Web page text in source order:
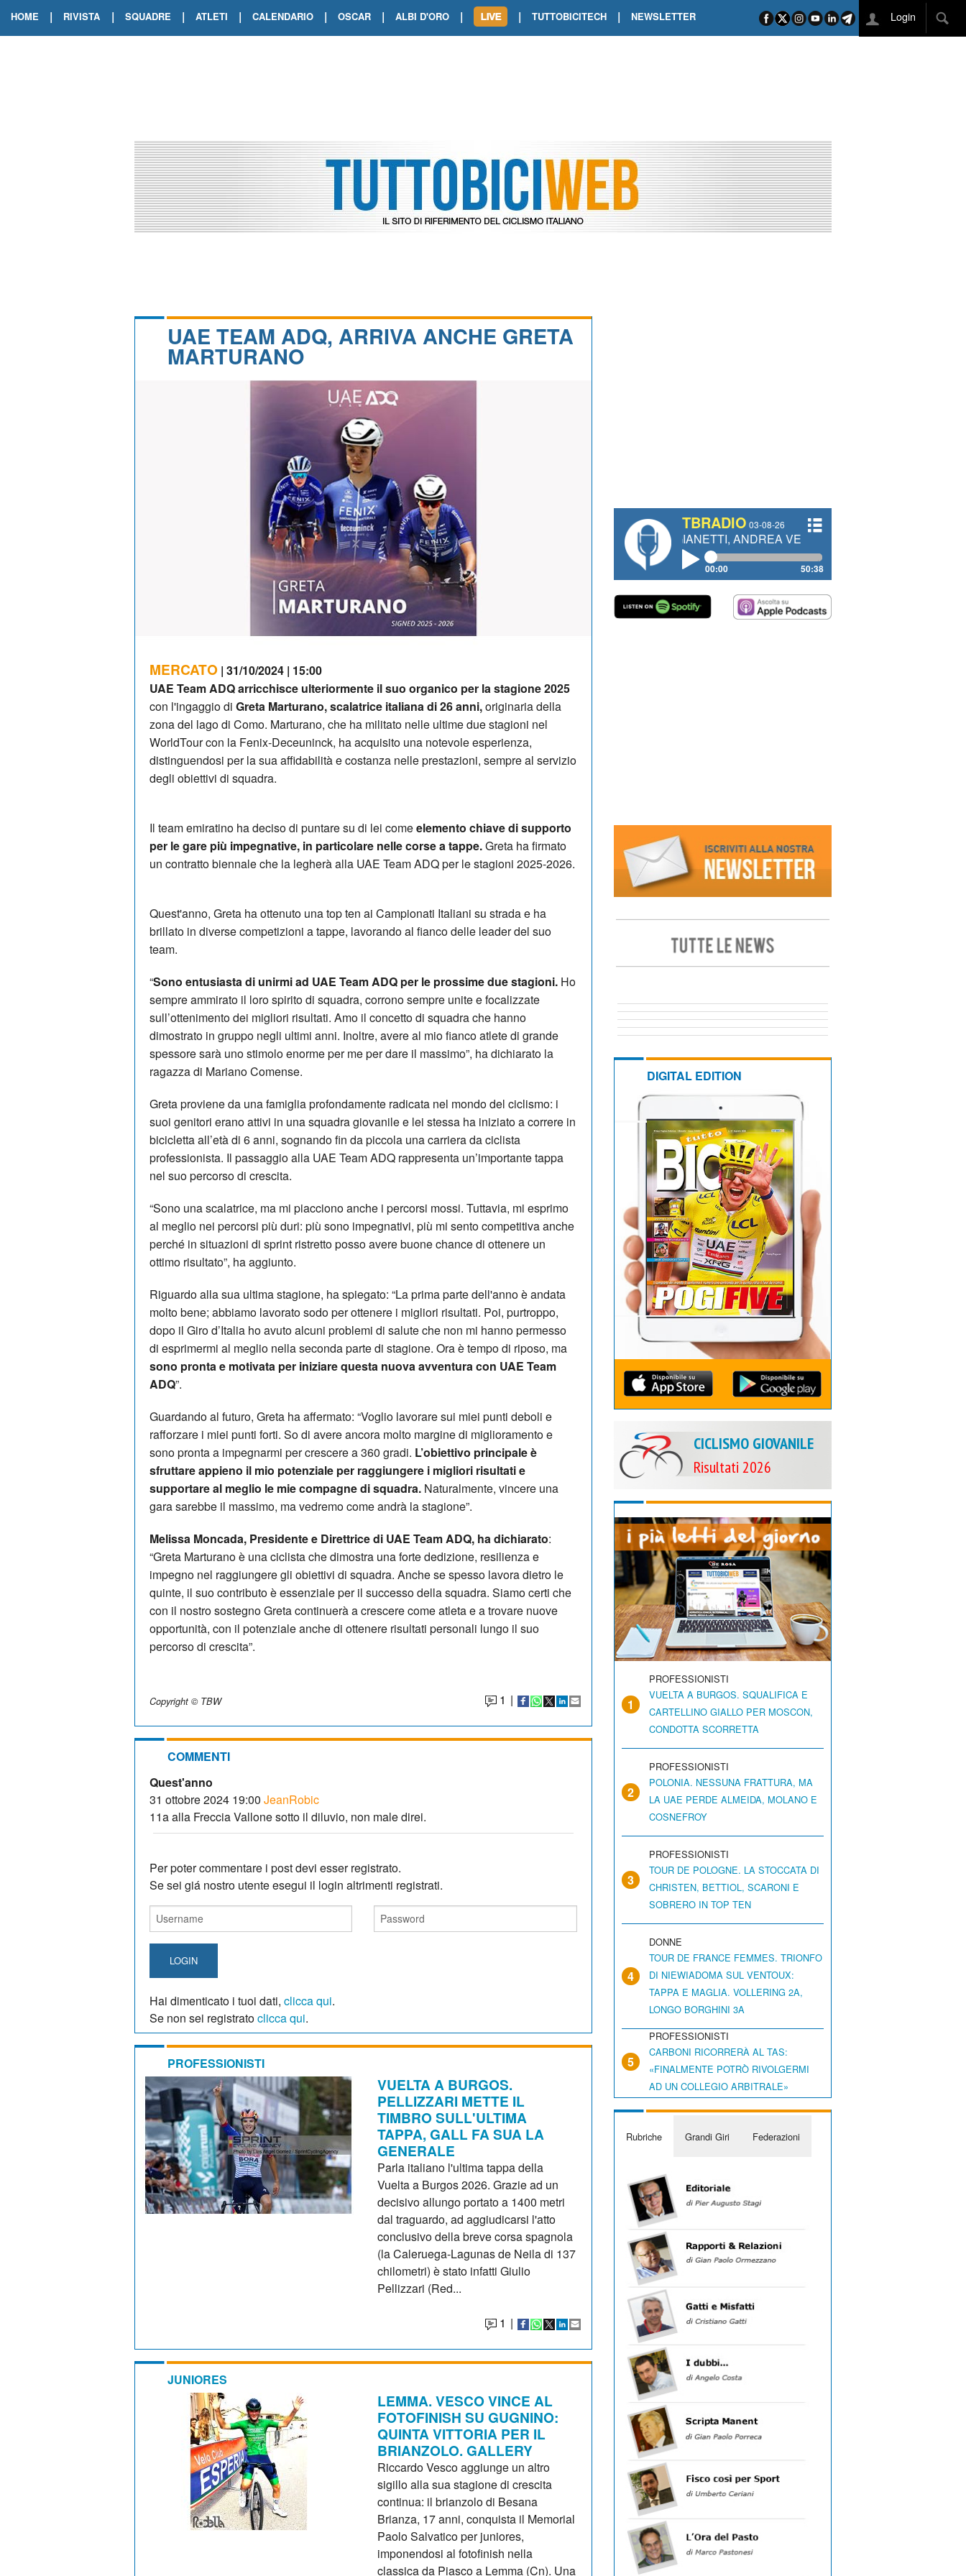
HOME | RIVISTA | SQUADRE | ATLETI | CALENDARIO | OSCAR | ALBI D'ORO |
TOUR DE FRANCE. ORCIERES-MERLETTE INCORONA CARAPAZ
TOUR DE FRANCE. A VOIRON TRIONFO DI PHILIPSEN SU SCHMID E KOOIJ
| TUTTOBICITECH | NEWSLETTER Login
UAE TEAM ADQ, ARRIVA ANCHE GRETA
MARTURANO
MERCATO | 31/10/2024 | 15:00
UAE Team ADQ arricchisce ulteriormente il suo organico per la stagione 2025
con l'ingaggio di Greta Marturano, scalatrice italiana di 26 anni,originaria della
zona del lago di Como. Marturano, che ha militato nelle ultime due stagioni nel
WorldTour con la Fenix-Deceuninck, ha acquisito una notevole esperienza,
distinguendosi per la sua affidabilità e costanza nelle prestazioni, sempre al servizio
degli obiettivi di squadra.
Il team emiratino ha deciso di puntare su di lei comeelemento chiave di supporto
per le gare più impegnative, in particolare nelle corse a tappe.Greta ha firmato
un contratto biennale che la legherà alla UAE Team ADQ per le stagioni 2025-2026.
Quest'anno, Greta ha ottenuto una top ten ai Campionati Italiani su strada e ha
brillato in diverse competizioni a tappe, lavorando al fianco delle leader del suo
team.
“Sono entusiasta di unirmi ad UAE Team ADQ per le prossime due stagioni. Ho
sempre ammirato il loro spirito di squadra, corrono sempre unite e focalizzate
sull’ottenimento dei migliori risultati. Amo il concetto di squadra che hanno
dimostrato in gruppo negli ultimi anni. Inoltre, avere al mio fianco atlete di grande
spessore sarà uno stimolo enorme per me per dare il massimo”, ha dichiarato la
ragazza di Mariano Comense.
Greta proviene da una famiglia profondamente radicata nel mondo del ciclismo: i
suoi genitori erano attivi in una squadra giovanile e lei stessa ha iniziato a correre in
bicicletta all’età di 6 anni, sognando fin da piccola una carriera da ciclista
professionista. Il passaggio alla UAE Team ADQ rappresenta un’importante tappa
nel suo percorso di crescita.
“Sono una scalatrice, ma mi piacciono anche i percorsi mossi. Tuttavia, mi esprimo
al meglio nei percorsi più duri: più sono impegnativi, più mi sento competitiva anche
perché in situazioni di sprint ristretto posso avere buone chance di ottenere un
ottimo risultato”, ha aggiunto.
Riguardo alla sua ultima stagione, ha spiegato: “La prima parte dell'anno è andata
molto bene; abbiamo lavorato sodo per ottenere i migliori risultati. Poi, purtroppo,
dopo il Giro d’Italia ho avuto alcuni problemi di salute che non mi hanno permesso
di esprimermi al meglio nella seconda parte di stagione. Ora è tempo di riposo, ma
sono pronta e motivata per iniziare questa nuova avventura con UAE Team
ADQ”.
Guardando al futuro, Greta ha affermato: “Voglio lavorare sui miei punti deboli e
rafforzare i miei punti forti. So di avere ancora molto margine di miglioramento e
sono pronta a impegnarmi per crescere a 360 gradi. L’obiettivo principale è
sfruttare appieno il mio potenziale per raggiungere i migliori risultati e
supportare al meglio le mie compagne di squadra. Naturalmente, vincere una
gara sarebbe il massimo, ma vedremo come andrà la stagione”.
Melissa Moncada, Presidente e Direttrice di UAE Team ADQ, ha dichiarato:
“Greta Marturano è una ciclista che dimostra una forte dedizione, resilienza e
impegno nel raggiungere gli obiettivi di squadra. Anche se spesso lavora dietro le
quinte, il suo contributo è essenziale per il successo della squadra. Siamo certi che
con il nostro sostegno Greta continuerà a crescere come atleta e a trovare nuove
opportunità, con il potenziale anche di ottenere risultati personali lungo il suo
percorso di crescita”.
Copyright © TBW 1 |
COMMENTI
Quest'anno
31 ottobre 2024 19:00 JeanRobic
11a alla Freccia Vallone sotto il diluvio, non male direi.
Per poter commentare i post devi esser registrato.
Se sei giá nostro utente esegui il login altrimenti registrati.
LOGIN
Hai dimenticato i tuoi dati, clicca qui.
Se non sei registratoclicca qui.
PROFESSIONISTI
VUELTA A BURGOS.
PELLIZZARI METTE IL
TIMBRO SULL'ULTIMA
TAPPA, GALL FA SUA LA
GENERALE
Parla italiano l'ultima tappa della
Vuelta a Burgos 2026. Grazie ad un
decisivo allungo portato a 1400 metri
dal traguardo, ad aggiudicarsi l'atto
conclusivo della breve corsa spagnola
(la Caleruega-Lagunas de Neila di 137
chilometri) è stato infatti Giulio
Pellizzari (Red...
1 |
JUNIORES
LEMMA. VESCO VINCE AL
FOTOFINISH SU GUGNINO:
QUINTA VITTORIA PER IL
BRIANZOLO. GALLERY
Riccardo Vesco aggiunge un altro
sigillo alla sua stagione di crescita
continua: il brianzolo di Besana
Brianza, 17 anni, conquista il Memorial
Paolo Salvatico per juniores,
imponendosi al fotofinish nella
classica da Piasco a Lemma (Cn). Una
TBRADIO 03-08-26
#334 CHARLY WEGELIUS, MAURO GIANETTI, ANDREA VENDRAME, FILIPPO FIORELLI
00:00 50:38
DIGITAL EDITION
CICLISMO GIOVANILE
Risultati 2026
1
PROFESSIONISTI
VUELTA A BURGOS. SQUALIFICA E
CARTELLINO GIALLO PER MOSCON,
CONDOTTA SCORRETTA
2
PROFESSIONISTI
POLONIA. NESSUNA FRATTURA, MA
LA UAE PERDE ALMEIDA, MOLANO E
COSNEFROY
3
PROFESSIONISTI
TOUR DE POLOGNE. LA STOCCATA DI
CHRISTEN, BETTIOL, SCARONI E
SOBRERO IN TOP TEN
4
DONNE
TOUR DE FRANCE FEMMES. TRIONFO
DI NIEWIADOMA SUL VENTOUX:
TAPPA E MAGLIA. VOLLERING 2A,
LONGO BORGHINI 3A
5
PROFESSIONISTI
CARBONI RICORRERÀ AL TAS:
«FINALMENTE POTRÒ RIVOLGERMI
AD UN COLLEGIO ARBITRALE»
Rubriche Grandi Giri Federazioni